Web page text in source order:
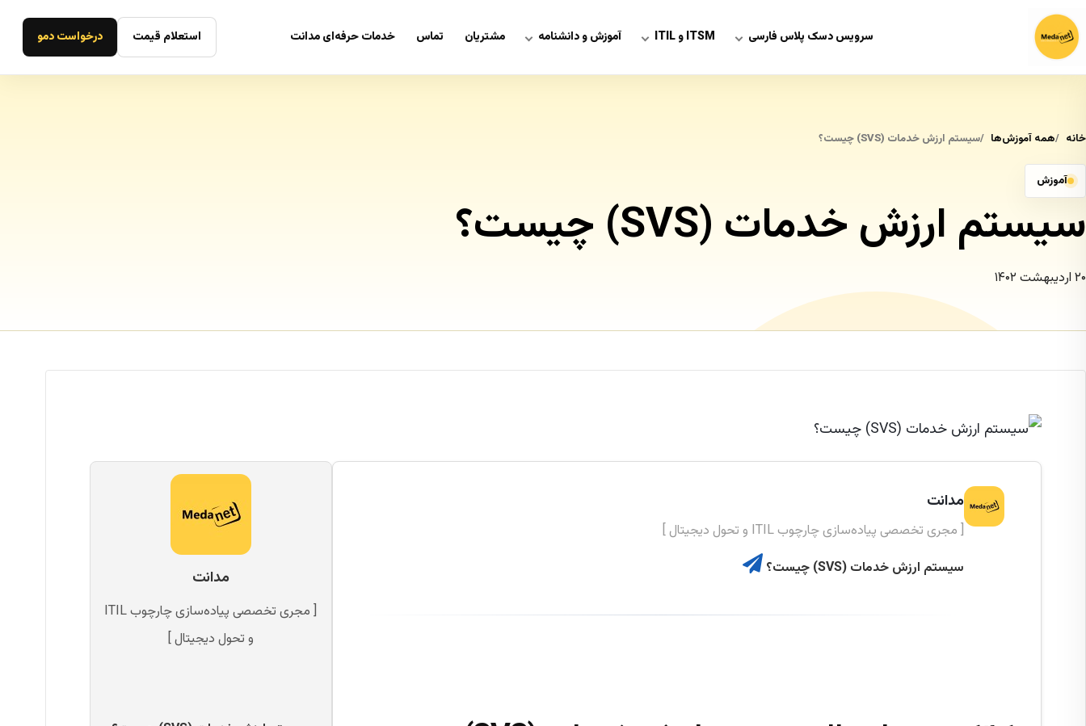
سرویس دسک پلاس فارسی ITSM و ITIL آموزش و دانشنامه مشتریان تماس خدمات حرفه‌ای مدانت استعلام قیمت درخواست دمو
خانه همه آموزش‌ها سیستم ارزش خدمات (SVS) چیست؟
آموزش
سیستم ارزش خدمات (SVS) چیست؟
۲۰ اردیبهشت ۱۴۰۲
مدانت
[ مجری تخصصی پیاده‌سازی چارچوب ITIL و تحول دیجیتال ]
سیستم ارزش خدمات (SVS) چیست؟ مدانت
[ مجری تخصصی پیاده‌سازی چارچوب ITIL
و تحول دیجیتال ]